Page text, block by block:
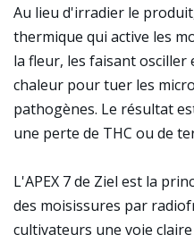
Au lieu d'irradier le
thermique qui active les
la fleur, les faisant
chaleur pour tuer les
pathogènes. Le résultat
une perte de THC ou de
L'APEX 7 de Ziel est la
des moisissures par
cultivateurs une voie